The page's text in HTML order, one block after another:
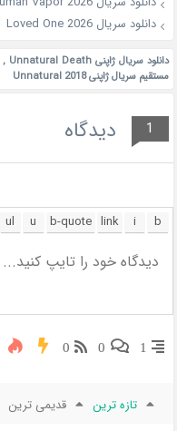
دانلود سریال Loved One 2026
دانلود سریال ژاپنی Unnatural Death ,
مستقیم سریال ژاپنی Unnatural 2018
1 دیدگاه
1
0
0
تازه ترین قدیمی ترین